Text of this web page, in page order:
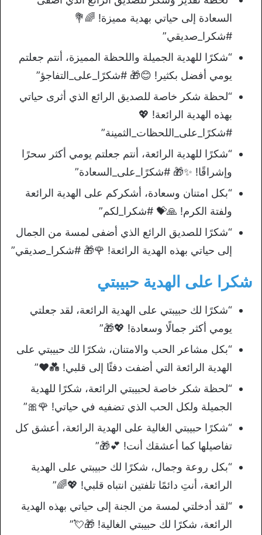
السعادة إلى حياتي بهدية مميزة! 🌈💐
#شكرا_صديقي”
“شكرًا للهدية الجميلة واللحظة المميزة، أنتم جعلتم
يومي أفضل بكثير! 😊🎁 #شكرًا_على_التفاجؤ”
“لحظة شكر خاصة للصديق الرائع الذي أثرى حياتي
بهذه الهدية الرائعة! 💖
#شكرًا_على_اللحظات_الثمينة”
“شكرًا للهدية الرائعة، أنتم جعلتم يومي أكثر سحرًا
وإشراقًا! ✨🎁 #شكرًا_على_السعادة”
“بكل امتنان وسعادة، أشكركم على الهدية الرائعة
ولفتة الكرم! 🙏💝 #شكرا_لكم”
“شكرًا للصديق الرائع الذي أضفى لمسة من الجمال
إلى حياتي بهذه الهدية الرائعة! 🌹🎁 #شكرا_صديقي”
شكرا على الهدية حبيبتي
“شكرًا لك حبيبتي على الهدية الرائعة، لقد جعلتي
يومي أكثر جمالًا وسعادة! 💖🎁”
“بكل مشاعر الحب والامتنان، شكرًا لك حبيبتي على
الهدية الرائعة التي أضفت دفئًا إلى قلبي! 💑❤️”
“لحظة شكر خاصة لحبيبتي الرائعة، شكرًا للهدية
الجميلة ولكل الحب الذي تضفيه في حياتي! 🌹🎀”
“شكرًا حبيبتي الغالية على الهدية الرائعة، أعشق كل
تفاصيلها كما أعشقك أنت! 💕🎁”
“بكل روعة وجمال، شكرًا لك حبيبتي على الهدية
الرائعة، أنتِ دائمًا تلفتين انتباه قلبي! 💖🌈”
“لقد أدخلتي لمسة من الجنة إلى حياتي بهذه الهدية
الرائعة، شكرًا لك حبيبتي الغالية! 🎁💘”